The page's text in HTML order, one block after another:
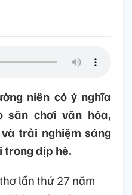
niên có ý nghĩa
sân chơi văn hóa,
trải nghiệm sáng
trong dịp hè.
lần thứ 27 năm